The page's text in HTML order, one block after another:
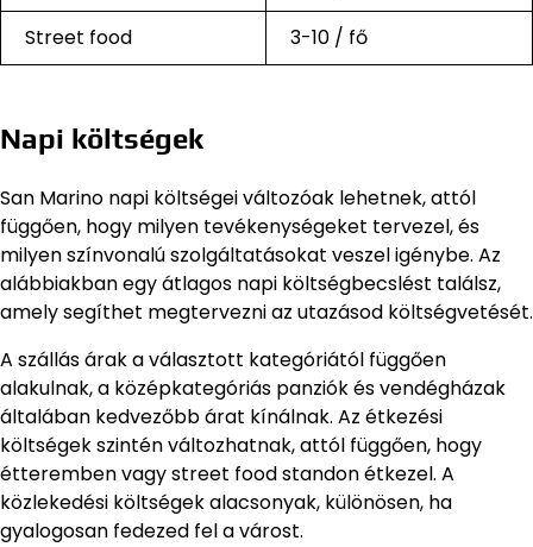
Street food
3-10 / fő
Napi költségek
San Marino napi költségei változóak lehetnek, attól
függően, hogy milyen tevékenységeket tervezel, és
milyen színvonalú szolgáltatásokat veszel igénybe. Az
alábbiakban egy átlagos napi költségbecslést találsz,
amely segíthet megtervezni az utazásod költségvetését.
A szállás árak a választott kategóriától függően
alakulnak, a középkategóriás panziók és vendégházak
általában kedvezőbb árat kínálnak. Az étkezési
költségek szintén változhatnak, attól függően, hogy
étteremben vagy street food standon étkezel. A
közlekedési költségek alacsonyak, különösen, ha
gyalogosan fedezed fel a várost.